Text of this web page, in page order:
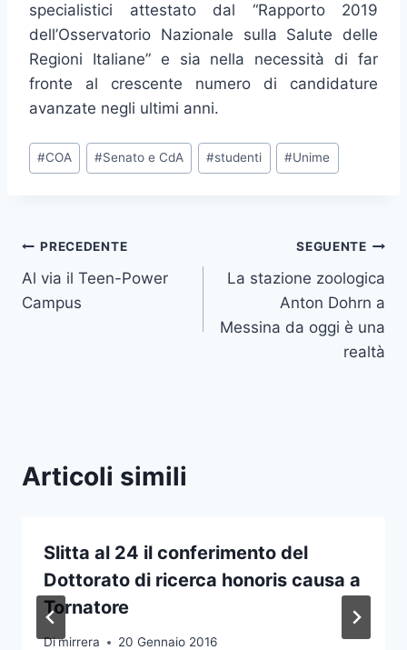
specialistici attestato dal “Rapporto 2019
dell’Osservatorio Nazionale sulla Salute delle
Regioni Italiane” e sia nella necessità di far
fronte al crescente numero di candidature
avanzate negli ultimi anni.
Tag
articolo:
#COA #Senato e CdA #studenti #Unime
Navigazione
articoli
PRECEDENTE
Al via il Teen-Power
Campus
SEGUENTE
La stazione zoologica
Anton Dohrn a
Messina da oggi è una
realtà
Articoli simili
Slitta al 24 il conferimento del
Dottorato di ricerca honoris causa a
Tornatore
Dimirrera 20 Gennaio 2016